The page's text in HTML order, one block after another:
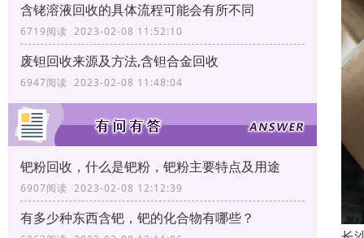
含铑溶液回收的具体流程可能会有所不同
6719阅读 2023-02-08 11:52:10
废钽回收来源及方法,含钽合金回收
6947阅读 2023-02-08 11:48:04
钯粉回收，什么是钯粉，钯粉主要特点及用途
6907阅读 2023-02-08 12:12:39
有多少种东西含钯，钯的化合物有哪些？